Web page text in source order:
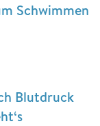
Schwimmen
Blutdruck